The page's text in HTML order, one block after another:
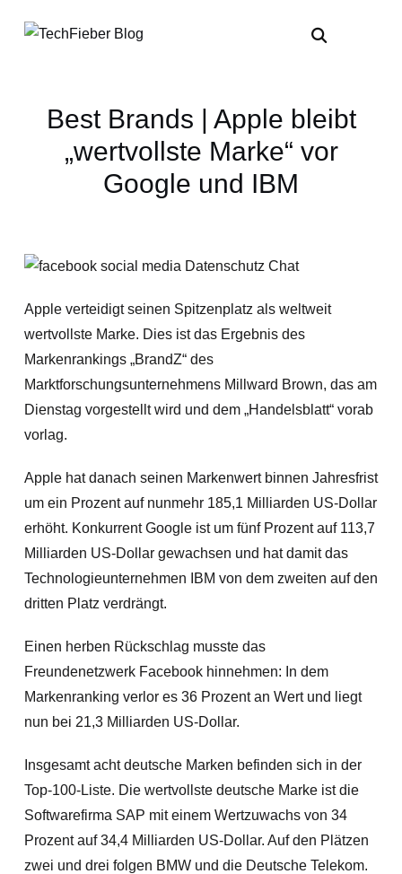
Best Brands | Apple bleibt
„wertvollste Marke“ vor
Google und IBM
Apple verteidigt seinen Spitzenplatz als weltweit
wertvollste Marke. Dies ist das Ergebnis des
Markenrankings „BrandZ“ des
Marktforschungsunternehmens Millward Brown, das am
Dienstag vorgestellt wird und dem „Handelsblatt“ vorab
vorlag.
Apple hat danach seinen Markenwert binnen Jahresfrist
um ein Prozent auf nunmehr 185,1 Milliarden US-Dollar
erhöht. Konkurrent Google ist um fünf Prozent auf 113,7
Milliarden US-Dollar gewachsen und hat damit das
Technologieunternehmen IBM von dem zweiten auf den
dritten Platz verdrängt.
Einen herben Rückschlag musste das
Freundenetzwerk Facebook hinnehmen: In dem
Markenranking verlor es 36 Prozent an Wert und liegt
nun bei 21,3 Milliarden US-Dollar.
Insgesamt acht deutsche Marken befinden sich in der
Top-100-Liste. Die wertvollste deutsche Marke ist die
Softwarefirma SAP mit einem Wertzuwachs von 34
Prozent auf 34,4 Milliarden US-Dollar. Auf den Plätzen
zwei und drei folgen BMW und die Deutsche Telekom.